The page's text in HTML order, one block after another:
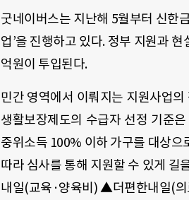
굿네이버스는 지난해 5월부터 신한
업’을 진행하고 있다. 정부 지원과
억원이 투입된다.
민간 영역에서 이뤄지는 지원사업
생활보장제도의 수급자 선정 기준
중위소득 100% 이하 가구를 대상으
따라 심사를 통해 지원할 수 있게
내일(교육·양육비) ▲더편한내일(